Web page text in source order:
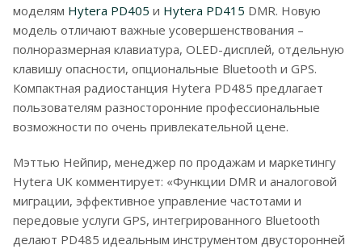
моделям Hytera PD405 и Hytera PD415 DMR. Новую
модель отличают важные усовершенствования –
полноразмерная клавиатура, OLED-дисплей, отдельную
клавишу опасности, опциональные Bluetooth и GPS.
Компактная радиостанция Hytera PD485 предлагает
пользователям разносторонние профессиональные
возможности по очень привлекательной цене.
Мэттью Нейпир, менеджер по продажам и маркетингу
Hytera UK комментирует: «Функции DMR и аналоговой
миграции, эффективное управление частотами и
передовые услуги GPS, интегрированного Bluetooth
делают PD485 идеальным инструментом двусторонней